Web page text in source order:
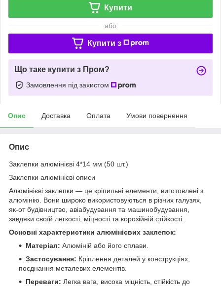
Купити
або
Купити з
Що таке купити з Пром?
Замовлення під захистом
Опис Доставка Оплата Умови повернення
Опис
Заклепки алюмінієві 4*14 мм (50 шт.)
Заклепки алюмінієві описи
Алюмінієві заклепки — це кріпильні елементи, виготовлені з
алюмінію. Вони широко використовуються в різних галузях,
як-от будівництво, авіабудування та машинобудування,
завдяки своїй легкості, міцності та корозійній стійкості.
Основні характеристики алюмінієвих заклепок:
Матеріал: Алюміній або його сплави.
Застосування: Кріплення деталей у конструкціях,
поєднання металевих елементів.
Переваги: Легка вага, висока міцність, стійкість до